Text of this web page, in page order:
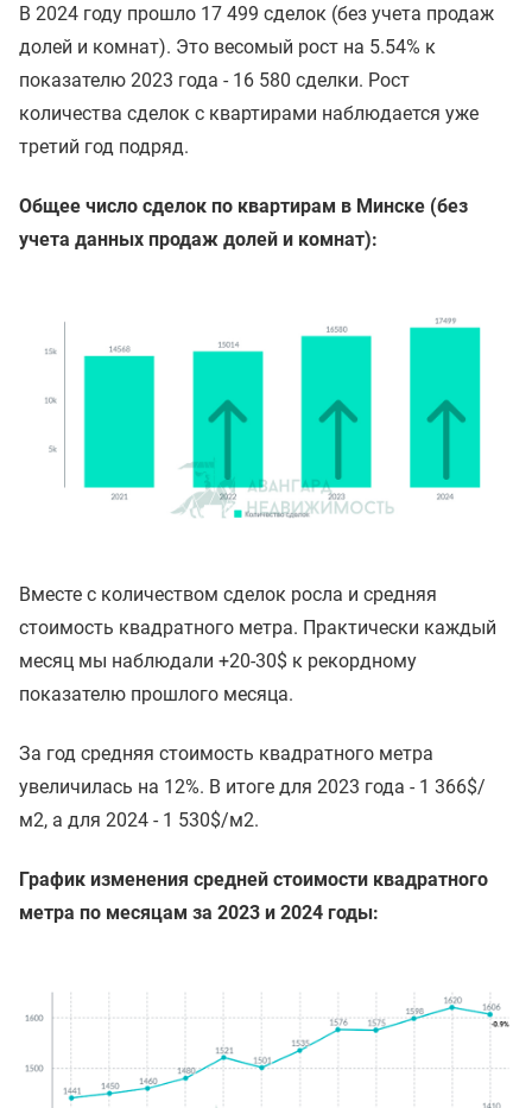
В 2024 году прошло 17 499 сделок (без учета продаж
долей и комнат). Это весомый рост на 5.54% к
показателю 2023 года - 16 580 сделки. Рост
количества сделок с квартирами наблюдается уже
третий год подряд.
Общее число сделок по квартирам в Минске (без
учета данных продаж долей и комнат):
Вместе с количеством сделок росла и средняя
стоимость квадратного метра. Практически каждый
месяц мы наблюдали +20-30$ к рекордному
показателю прошлого месяца.
За год средняя стоимость квадратного метра
увеличилась на 12%. В итоге для 2023 года - 1 366$/
м2, а для 2024 - 1 530$/м2.
График изменения средней стоимости квадратного
метра по месяцам за 2023 и 2024 годы: